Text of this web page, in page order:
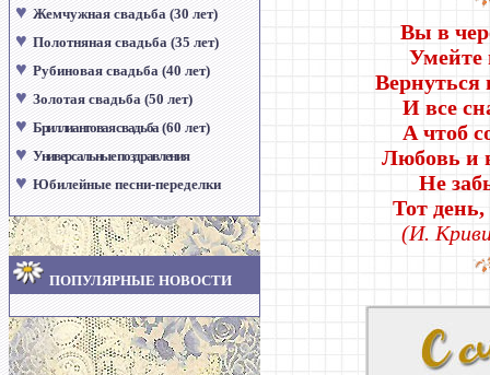
♥ Жемчужная свадьба (30 лет)
♥ Полотняная свадьба (35 лет)
♥ Рубиновая свадьба (40 лет)
♥ Золотая свадьба (50 лет)
♥ Бриллиантовая свадьба(60 лет)
♥ Универсальные поздравления
♥ Юбилейные песни-переделки
ПОПУЛЯРНЫЕ НОВОСТИ
Вы в
Умейте
Вернуться
И все
А чтоб
Любовь и
Не
Тот
(И.